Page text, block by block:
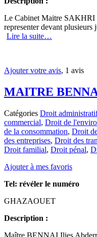
Le Cabinet Maitre SAKHRI
representer devant
Lire la suite…
Ajouter votre avis, 1 avis
MAITRE
Catégories Droit
commercial, Droit de
de la consommation, Droit
des entreprises, Droit des
Droit familial, Droit pénal,
Ajouter à mes favoris
Tel: révéler le numéro
GHAZAOUET
Description :